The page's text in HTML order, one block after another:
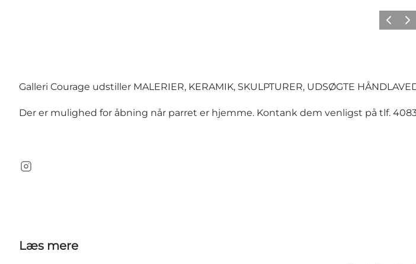
Forrige
Galleri Courage udstiller MALERIER, KERAMIK, SKULPTURER, UDSØGTE
Der er mulighed for åbning når parret er hjemme. Kontank dem venligst på tlf.
Instagram
Læs mere